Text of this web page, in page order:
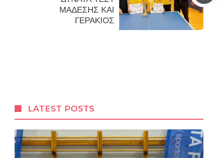
ΜΑΔΕΣΗΣ ΚΑΙ
ΓΕΡΑΚΙΟΣ
LATEST POSTS